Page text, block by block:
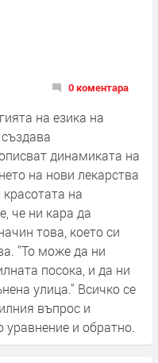
0 коментара
на езика на
динамиката на
на нови лекарства
на
че ни кара да
това, което си
"То може да ни
посока, и да ни
улица." Всичко се
въпрос и
и обратно.